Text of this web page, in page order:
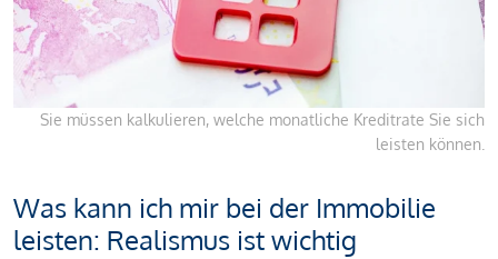
Sie müssen kalkulieren, welche monatliche Kreditrate Sie sich
leisten können.
Was kann ich mir bei der Immobilie
leisten: Realismus ist wichtig